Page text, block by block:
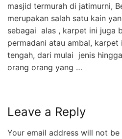
masjid termurah di jatimurni,
merupakan salah satu kain
sebagai alas , karpet ini juga
permadani atau ambal,
tengah, dari mulai jenis
orang orang yang …
Leave a Reply
Your email address will not be